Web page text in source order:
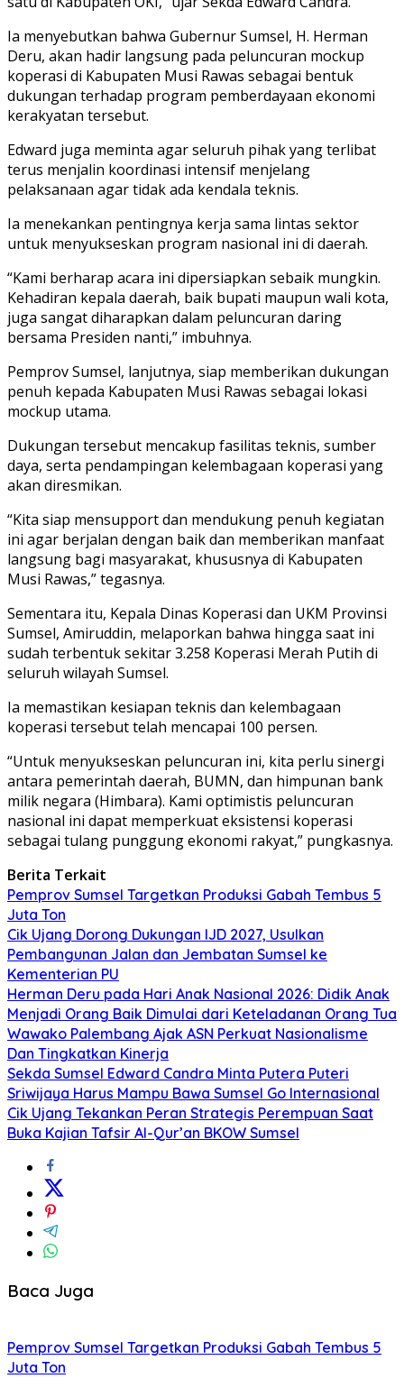
Ia menyebutkan bahwa Gubernur Sumsel, H. Herman
Deru, akan hadir langsung pada peluncuran mockup
koperasi di Kabupaten Musi Rawas sebagai bentuk
dukungan terhadap program pemberdayaan ekonomi
kerakyatan tersebut.
Edward juga meminta agar seluruh pihak yang terlibat
terus menjalin koordinasi intensif menjelang
pelaksanaan agar tidak ada kendala teknis.
Ia menekankan pentingnya kerja sama lintas sektor
untuk menyukseskan program nasional ini di daerah.
“Kami berharap acara ini dipersiapkan sebaik mungkin.
Kehadiran kepala daerah, baik bupati maupun wali kota,
juga sangat diharapkan dalam peluncuran daring
bersama Presiden nanti,” imbuhnya.
Pemprov Sumsel, lanjutnya, siap memberikan dukungan
penuh kepada Kabupaten Musi Rawas sebagai lokasi
mockup utama.
Dukungan tersebut mencakup fasilitas teknis, sumber
daya, serta pendampingan kelembagaan koperasi yang
akan diresmikan.
“Kita siap mensupport dan mendukung penuh kegiatan
ini agar berjalan dengan baik dan memberikan manfaat
langsung bagi masyarakat, khususnya di Kabupaten
Musi Rawas,” tegasnya.
Sementara itu, Kepala Dinas Koperasi dan UKM Provinsi
Sumsel, Amiruddin, melaporkan bahwa hingga saat ini
sudah terbentuk sekitar 3.258 Koperasi Merah Putih di
seluruh wilayah Sumsel.
Ia memastikan kesiapan teknis dan kelembagaan
koperasi tersebut telah mencapai 100 persen.
“Untuk menyukseskan peluncuran ini, kita perlu sinergi
antara pemerintah daerah, BUMN, dan himpunan bank
milik negara (Himbara). Kami optimistis peluncuran
nasional ini dapat memperkuat eksistensi koperasi
sebagai tulang punggung ekonomi rakyat,” pungkasnya.
Berita Terkait
Pemprov Sumsel Targetkan Produksi Gabah Tembus 5
Juta Ton
Cik Ujang Dorong Dukungan IJD 2027, Usulkan
Pembangunan Jalan dan Jembatan Sumsel ke
Kementerian PU
Herman Deru pada Hari Anak Nasional 2026: Didik Anak
Menjadi Orang Baik Dimulai dari Keteladanan Orang Tua
Wawako Palembang Ajak ASN Perkuat Nasionalisme
Dan Tingkatkan Kinerja
Sekda Sumsel Edward Candra Minta Putera Puteri
Sriwijaya Harus Mampu Bawa Sumsel Go Internasional
Cik Ujang Tekankan Peran Strategis Perempuan Saat
Buka Kajian Tafsir Al-Qur’an BKOW Sumsel
Baca Juga
Pemprov Sumsel Targetkan Produksi Gabah Tembus 5
Juta Ton